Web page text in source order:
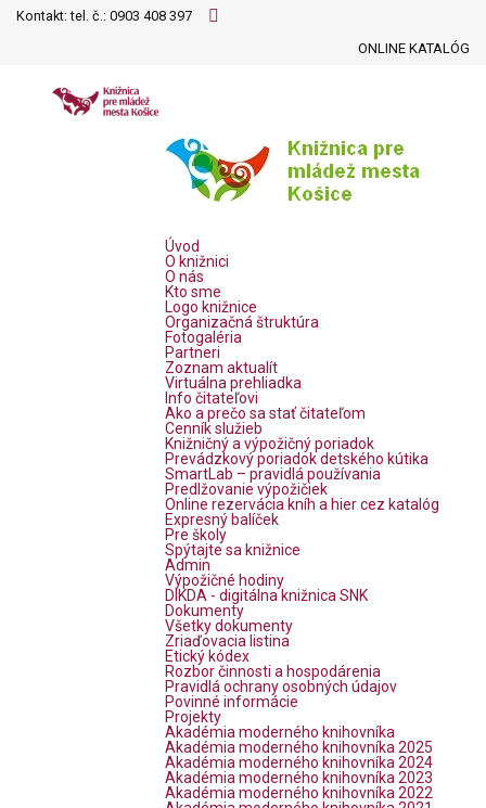
Kontakt: tel. č.: 0903 408 397
ONLINE KATALÓG
Úvod
O knižnici
O nás
Kto sme
Logo knižnice
Organizačná štruktúra
Fotogaléria
Partneri
Zoznam aktualít
Virtuálna prehliadka
Info čitateľovi
Ako a prečo sa stať čitateľom
Cenník služieb
Knižničný a výpožičný poriadok
Prevádzkový poriadok detského kútika
SmartLab – pravidlá používania
Predlžovanie výpožičiek
Online rezervácia kníh a hier cez katalóg
Expresný balíček
Pre školy
Spýtajte sa knižnice
Admin
Výpožičné hodiny
DIKDA - digitálna knižnica SNK
Dokumenty
Všetky dokumenty
Zriaďovacia listina
Etický kódex
Rozbor činnosti a hospodárenia
Pravidlá ochrany osobných údajov
Povinné informácie
Projekty
Akadémia moderného knihovníka
Akadémia moderného knihovníka 2025
Akadémia moderného knihovníka 2024
Akadémia moderného knihovníka 2023
Akadémia moderného knihovníka 2022